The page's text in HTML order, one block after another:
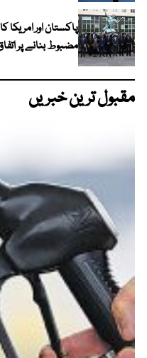
پاکستان اور
مضبوط بنانے پر
مقبول ترین خبریں